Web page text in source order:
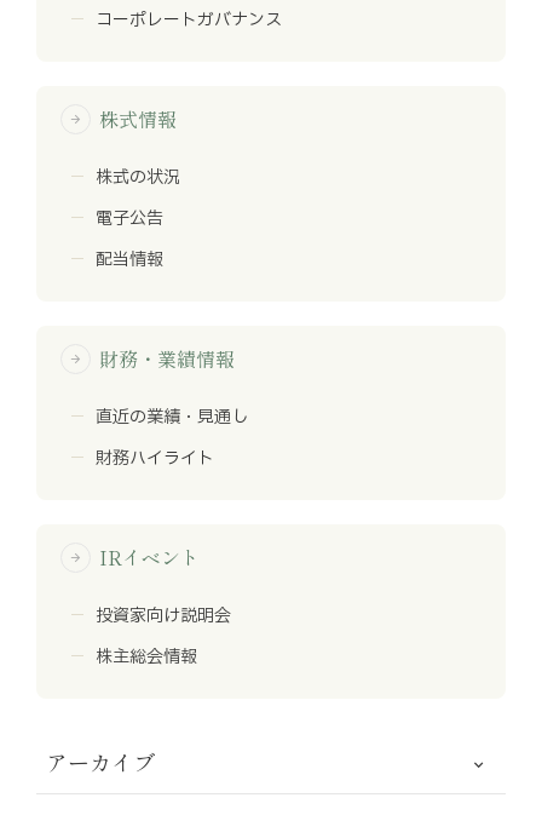
コーポレートガバナンス
arrow_forward 株式情報
株式の状況
電子公告
配当情報
arrow_forward 財務・業績情報
直近の業績・見通し
財務ハイライト
arrow_forward IRイベント
投資家向け説明会
株主総会情報
アーカイブ